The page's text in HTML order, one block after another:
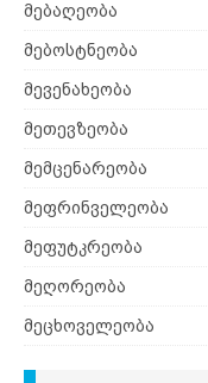
მებაღეობა
მებოსტნეობა
მევენახეობა
მეთევზეობა
მემცენარეობა
მეფრინველეობა
მეფუტკრეობა
მეღორეობა
მეცხოველეობა